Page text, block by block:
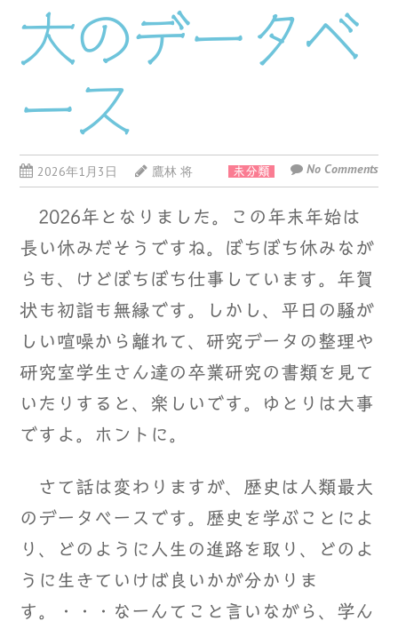
大のデータベ
ース
2026年1月3日 鷹林 将 未分類 No Comments
2026年となりました。この年末年始は
長い休みだそうですね。ぼちぼち休みなが
らも、けどぼちぼち仕事しています。年賀
状も初詣も無縁です。しかし、平日の騒が
しい喧噪から離れて、研究データの整理や
研究室学生さん達の卒業研究の書類を見て
いたりすると、楽しいです。ゆとりは大事
ですよ。ホントに。
さて話は変わりますが、歴史は人類最大
のデータベースです。歴史を学ぶことによ
り、どのように人生の進路を取り、どのよ
うに生きていけば良いかが分かりま
す。・・・なーんてこと言いながら、学ん